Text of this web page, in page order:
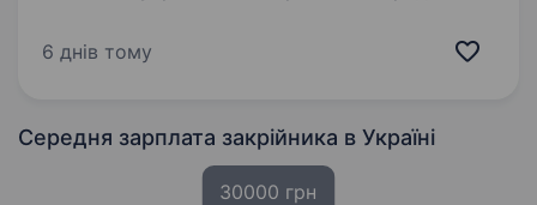
заснований 2022-му році. Виробництво
…
6 днів тому
Середня зарплата закрійника в Україні
30000 грн